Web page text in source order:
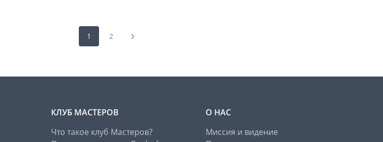
1 2
КЛУБ МАСТЕРОВ
Что такое клуб Мастеров?
О НАС
Миссия и видение